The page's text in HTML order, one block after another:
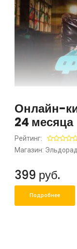
Онлайн-
24 месяца
Рейтинг:
Магазин:
399 руб.
Подробнее